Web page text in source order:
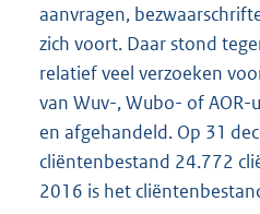
aanvragen,
zich voort. Daar stond
relatief veel verzoeken
van Wuv-, Wubo- of
en afgehandeld. Op 31
cliëntenbestand 24.772
2016 is het